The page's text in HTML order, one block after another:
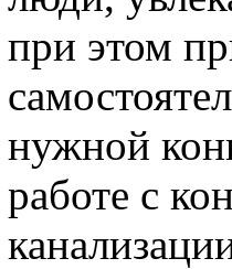
при этом
нужной
работе с